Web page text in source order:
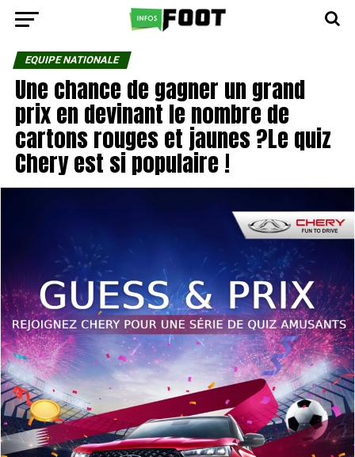
EQUIPE NATIONALE
Une chance de gagner un grand
prix en devinant le nombre de
cartons rouges et jaunes ?Le quiz
Chery est si populaire !